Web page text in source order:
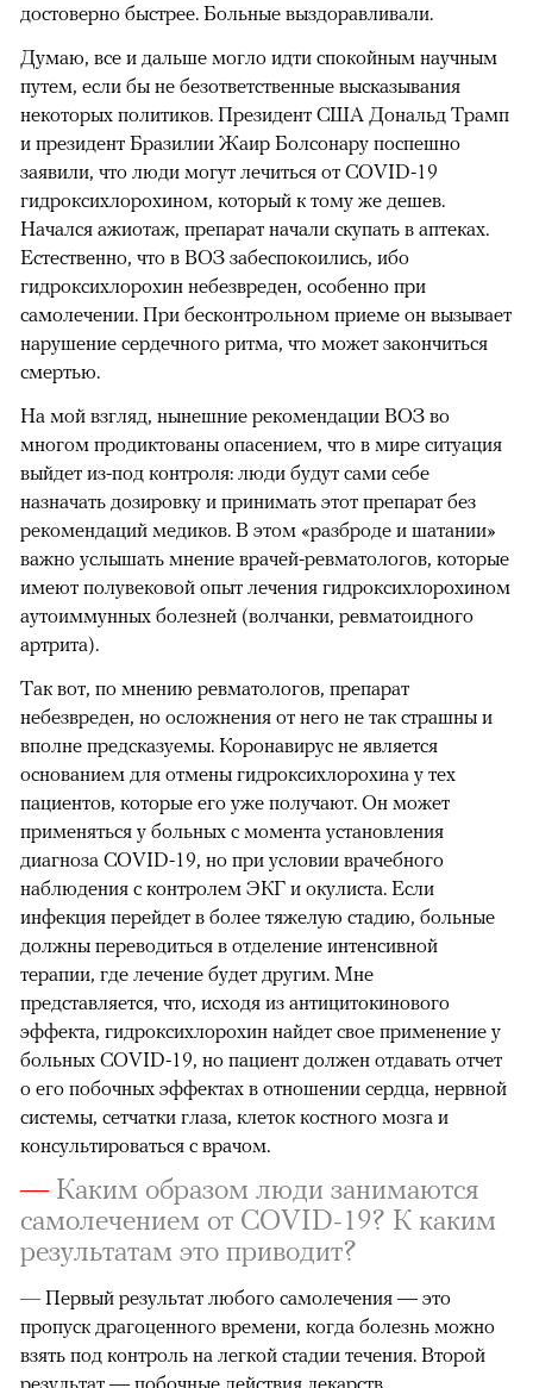
достоверно быстрее. Больные выздоравливали.
Думаю, все и дальше могло идти спокойным научным
путем, если бы не безответственные высказывания
некоторых политиков. Президент США Дональд Трамп
и президент Бразилии Жаир Болсонару поспешно
заявили, что люди могут лечиться от COVID-19
гидроксихлорохином, который к тому же дешев.
Начался ажиотаж, препарат начали скупать в аптеках.
Естественно, что в ВОЗ забеспокоились, ибо
гидроксихлорохин небезвреден, особенно при
самолечении. При бесконтрольном приеме он вызывает
нарушение сердечного ритма, что может закончиться
смертью.
На мой взгляд, нынешние рекомендации ВОЗ во
многом продиктованы опасением, что в мире ситуация
выйдет из-под контроля: люди будут сами себе
назначать дозировку и принимать этот препарат без
рекомендаций медиков. В этом «разброде и шатании»
важно услышать мнение врачей-ревматологов, которые
имеют полувековой опыт лечения гидроксихлорохином
аутоиммунных болезней (волчанки, ревматоидного
артрита).
Так вот, по мнению ревматологов, препарат
небезвреден, но осложнения от него не так страшны и
вполне предсказуемы. Коронавирус не является
основанием для отмены гидроксихлорохина у тех
пациентов, которые его уже получают. Он может
применяться у больных с момента установления
диагноза COVID-19, но при условии врачебного
наблюдения с контролем ЭКГ и окулиста. Если
инфекция перейдет в более тяжелую стадию, больные
должны переводиться в отделение интенсивной
терапии, где лечение будет другим. Мне
представляется, что, исходя из антицитокинового
эффекта, гидроксихлорохин найдет свое применение у
больных COVID-19, но пациент должен отдавать отчет
о его побочных эффектах в отношении сердца, нервной
системы, сетчатки глаза, клеток костного мозга и
консультироваться с врачом.
— Каким образом люди занимаются
самолечением от COVID-19? К каким
результатам это приводит?
— Первый результат любого самолечения — это
пропуск драгоценного времени, когда болезнь можно
взять под контроль на легкой стадии течения. Второй